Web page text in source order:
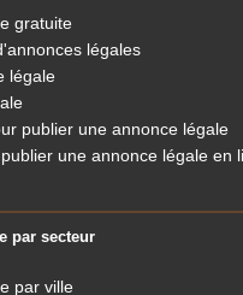
gratuite
légales
légale
publier une annonce légale
une annonce légale en
par secteur
par ville